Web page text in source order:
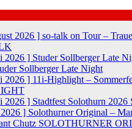
2026 ] so-talk on Tour –
2026 ] Studer Sollberger Late
Sollberger Late Night
2026 ] 11i-Highlight –
2026 ] Stadtfest Solothurn 2026
] Solothurner Original –
Chutz SOLOTHURNER